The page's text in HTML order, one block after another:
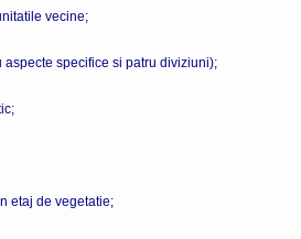
vecine;
aspecte specifice si patru diviziuni);
etaj de vegetatie;